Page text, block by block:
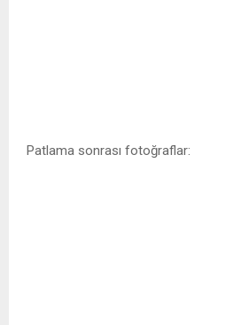
Patlama sonrası fotoğraflar: